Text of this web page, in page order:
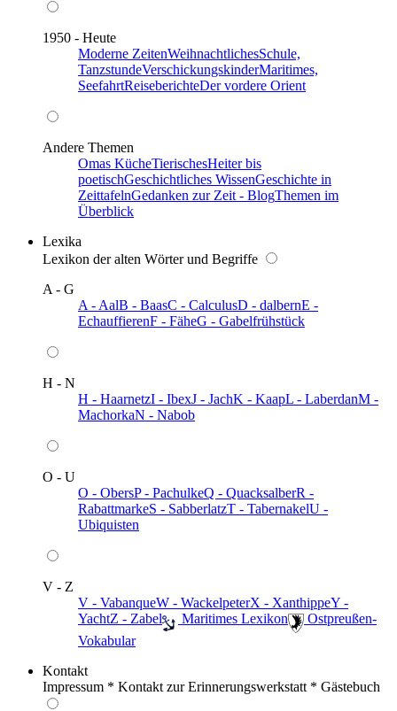
1950 - Heute
Moderne ZeitenWeihnachtlichesSchule,
TanzstundeVerschickungskinderMaritimes,
SeefahrtReiseberichteDer vordere Orient
Andere Themen
Omas KücheTierischesHeiter bis
poetischGeschichtliches WissenGeschichte in
ZeittafelnGedanken zur Zeit - BlogThemen im
Überblick
Lexika
Lexikon der alten Wörter und Begriffe
A - G
A - AalB - BaasC - CalculusD - dalbernE -
EchauffierenF - FäheG - Gabelfrühstück
H - N
H - HaarnetzI - IbexJ - JachK - KaapL - LaberdanM -
MachorkaN - Nabob
O - U
O - ObersP - PachulkeQ - QuacksalberR -
RabattmarkeS - SabberlatzT - TabernakelU -
Ubiquisten
V - Z
V - VabanqueW - WackelpeterX - XanthippeY -
YachtZ - Zabel ️ Maritimes Lexikon
️ Ostpreußen-
Vokabular
Kontakt
Impressum * Kontakt zur Erinnerungswerkstatt * Gästebuch